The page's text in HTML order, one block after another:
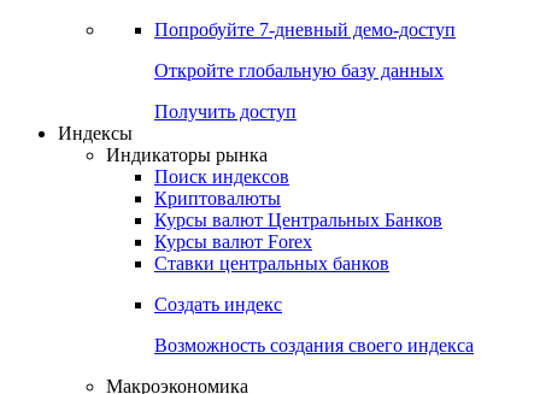
Попробуйте 7-дневный демо-доступ
Откройте глобальную базу данных
Получить доступ
Индексы
Индикаторы рынка
Поиск индексов
Криптовалюты
Курсы валют Центральных Банков
Курсы валют Forex
Ставки центральных банков
Создать индекс
Возможность создания своего индекса
Макроэкономика